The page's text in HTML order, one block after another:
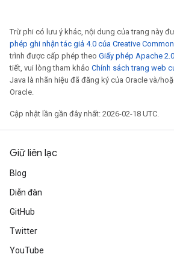
Trừ phi có lưu ý khác, nội dung của trang này
phép ghi nhận tác giả 4.0 của Creative
trình được cấp phép theo Giấy phép Apache 2.0
tiết, vui lòng tham khảo Chính sách trang web
Java là nhãn hiệu đã đăng ký của Oracle và/
Oracle.
Cập nhật lần gần đây nhất: 2026-02-18 UTC.
Giữ liên lạc
Blog
Diễn đàn
GitHub
Twitter
YouTube